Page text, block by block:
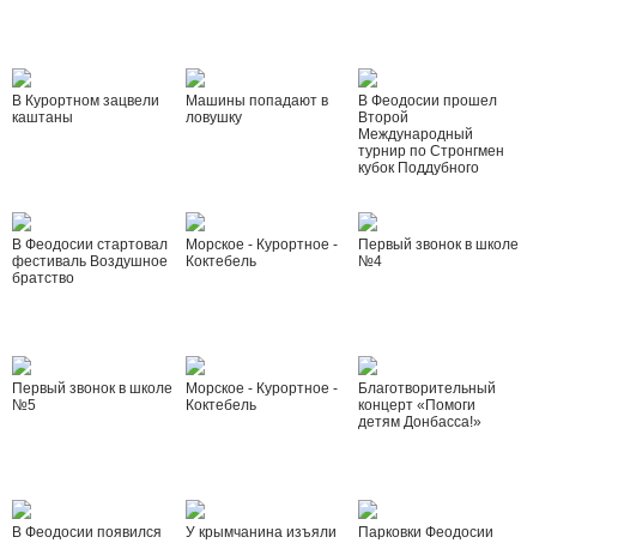
В Курортном зацвели
каштаны
Машины попадают в
ловушку
В Феодосии прошел
Второй
Международный
турнир по Стронгмен
кубок Поддубного
В Феодосии стартовал
фестиваль Воздушное
братство
Морское - Курортное -
Коктебель
Первый звонок в школе
№4
Первый звонок в школе
№5
Морское - Курортное -
Коктебель
Благотворительный
концерт «Помоги
детям Донбасса!»
В Феодосии появился
У крымчанина изъяли
Парковки Феодосии